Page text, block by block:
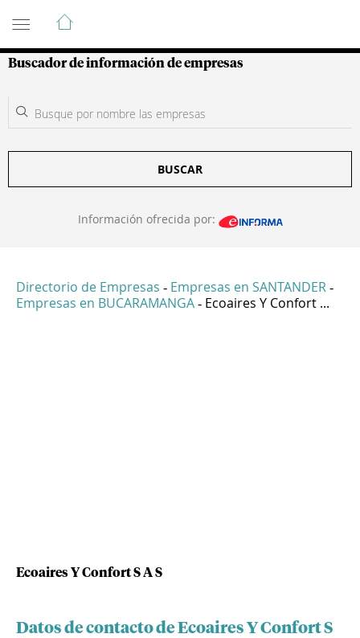
Guía de Empresas Colombianas
Buscador de información de empresas
BUSCAR
Información ofrecida por:
Directorio de Empresas - Empresas en SANTANDER -
Empresas en BUCARAMANGA - Ecoaires Y Confort ...
Ecoaires Y Confort S A S
Datos de contacto de Ecoaires Y Confort S